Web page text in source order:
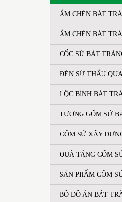
ẤM CHÉN BÁT
ẤM CHÉN BÁT
CỐC SỨ BÁT
ĐÈN SỨ THẤU
LỘC BÌNH BÁT
TƯỢNG GỐM SỨ
GỐM SỨ XÂY
QUÀ TẶNG GỐM
SẢN PHẨM GỐM
BỘ ĐỒ ĂN BÁT